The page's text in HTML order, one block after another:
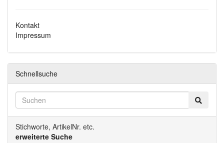
Kontakt
Impressum
Schnellsuche
Stichworte, ArtikelNr. etc.
erweiterte Suche